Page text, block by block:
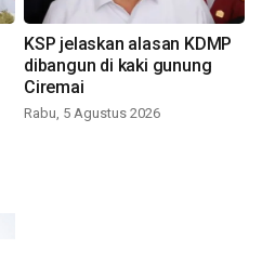
KSP jelaskan alasan KDMP
dibangun di kaki gunung
Ciremai
Rabu, 5 Agustus 2026